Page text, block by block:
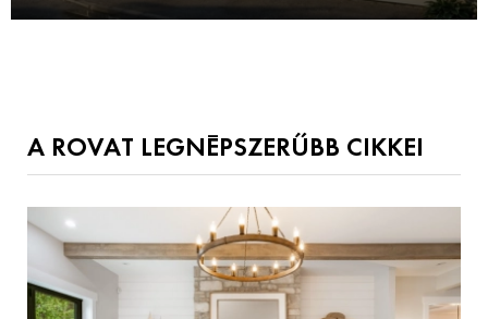
A ROVAT LEGNÉPSZERŰBB CIKKEI